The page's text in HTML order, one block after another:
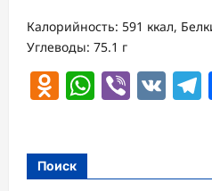
Калорийность: 591 ккал,
Углеводы: 75.1 г
Viber
VK
Поиск